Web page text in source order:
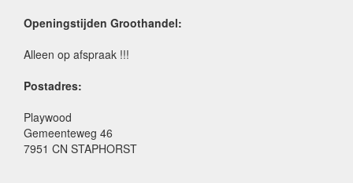
Openingstijden Groothandel:
Alleen op afspraak !!!
Postadres:
Playwood
Gemeenteweg 46
7951 CN STAPHORST